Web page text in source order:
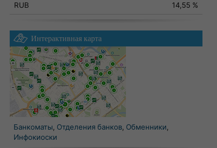
RUB
14,55 %
Интерактивная карта
Банкоматы, Отделения банков, Обменники,
Инфокиоски